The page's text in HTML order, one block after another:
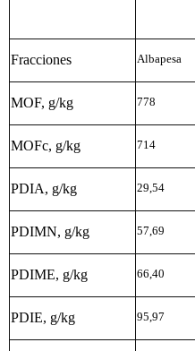
Fracciones Albapesa
MOF, g/kg 778
MOFc, g/kg 714
PDIA, g/kg 29,54
PDIMN, g/kg 57,69
PDIME, g/kg 66,40
PDIE, g/kg 95,97